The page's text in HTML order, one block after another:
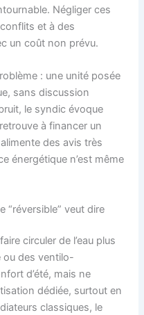
Négliger ces
et à des
un coût non prévu.
: une unité posée
sans discussion
le syndic évoque
à financer un
des avis très
énergétique n’est même
“réversible” veut dire
circuler de l’eau plus
ou des ventilo-
d’été, mais ne
dédiée, surtout en
classiques, le